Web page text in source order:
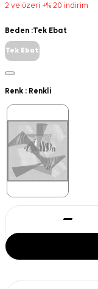
2 ve üzeri +% 20 indirim
Beden :Tek Ebat
Tek Ebat
Renk : Renkli